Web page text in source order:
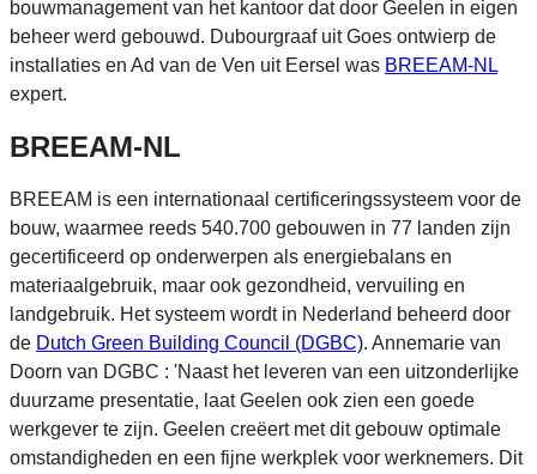
bouwmanagement van het kantoor dat door Geelen in eigen
beheer werd gebouwd. Dubourgraaf uit Goes ontwierp de
installaties en Ad van de Ven uit Eersel was BREEAM-NL
expert.
BREEAM-NL
BREEAM is een internationaal certificeringssysteem voor de
bouw, waarmee reeds 540.700 gebouwen in 77 landen zijn
gecertificeerd op onderwerpen als energiebalans en
materiaalgebruik, maar ook gezondheid, vervuiling en
landgebruik. Het systeem wordt in Nederland beheerd door
de Dutch Green Building Council (DGBC). Annemarie van
Doorn van DGBC : 'Naast het leveren van een uitzonderlijke
duurzame presentatie, laat Geelen ook zien een goede
werkgever te zijn. Geelen creëert met dit gebouw optimale
omstandigheden en een fijne werkplek voor werknemers. Dit